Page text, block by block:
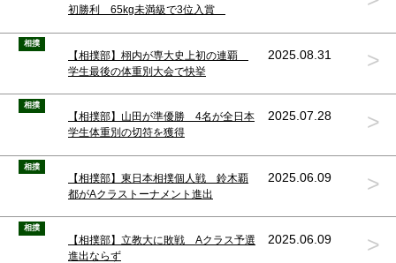
初勝利 65kg未満級で3位入賞
相撲
【相撲部】栩内が専大史上初の連覇
学生最後の体重別大会で快挙
2025.08.31 >
相撲
【相撲部】山田が準優勝 4名が全日本
学生体重別の切符を獲得
2025.07.28 >
相撲
【相撲部】東日本相撲個人戦 鈴木覇
都がAクラストーナメント進出
2025.06.09 >
相撲
【相撲部】立教大に敗戦 Aクラス予選
進出ならず
2025.06.09 >